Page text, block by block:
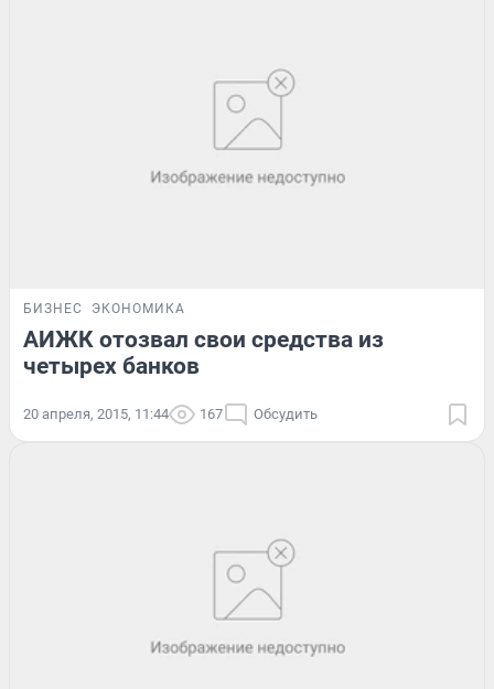
БИЗНЕС ЭКОНОМИКА
АИЖК отозвал свои средства из
четырех банков
20 апреля, 2015, 11:44 167 Обсудить